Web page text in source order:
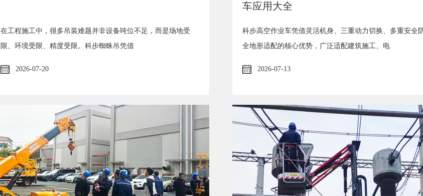
在工程施工中，很多吊装难题并非设备吨位不足，而是场地受
限、环境受限、精度受限。科步蜘蛛吊凭借
2026-07-20
车应用大全
科步高空作业车凭借灵活机身、三重动力切换、多重安全
全地形适配的核心优势，广泛适配建筑施工、电
2026-07-13